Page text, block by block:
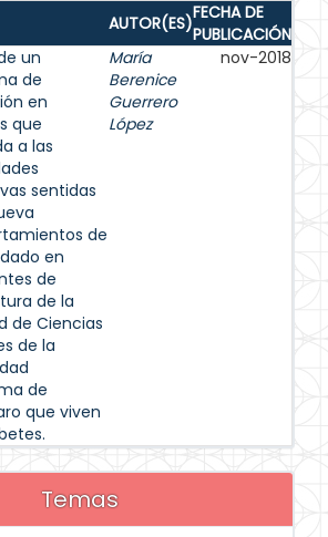
AUTOR(ES)FECHA DE
PUBLICACIÓN
un
de
en
que
a las
sentidas
de
en
de
de la
de Ciencias
de la
de
que viven
María
Berenice
Guerrero
López
nov-2018
Temas